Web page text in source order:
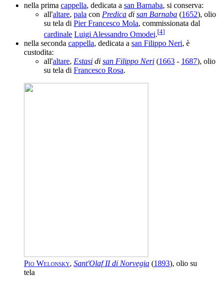
nella prima cappella, dedicata a san Barnaba, si conserva:
all'altare, pala con Predica di san Barnaba (1652), olio
su tela di Pier Francesco Mola, commissionata dal
cardinale Luigi Alessandro Omodei.[4]
nella seconda cappella, dedicata a san Filippo Neri, è
custodita:
all'altare, Estasi di san Filippo Neri (1663 - 1687), olio
su tela di Francesco Rosa.
Pio Welonsky, Sant'Olaf II di Norvegia (1893), olio su
tela